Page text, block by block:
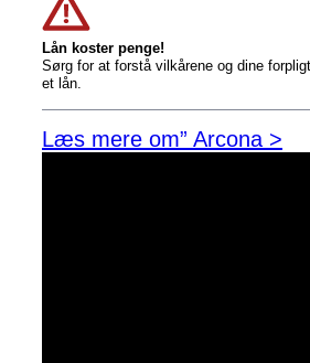
Lån koster penge!
Sørg for at forstå vilkårene og dine
et lån.
Læs mere om” Arcona >